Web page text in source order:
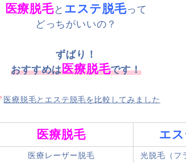
医療脱毛と エステ脱毛って
どっちがいいの？
ずばり！
おすすめは医療脱毛です！
医療脱毛とエステ脱毛を比較してみました
医療脱毛 エ
医療レーザー脱毛 光脱毛（フ